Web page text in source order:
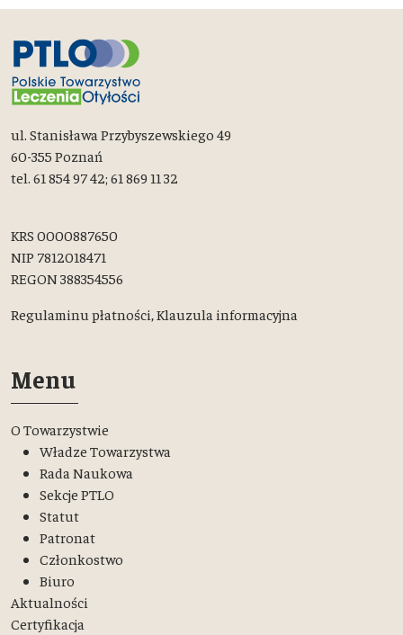
ul. Stanisława Przybyszewskiego 49
60-355 Poznań
tel. 61 854 97 42; 61 869 11 32
KRS 0000887650
NIP 7812018471
REGON 388354556
Regulaminu płatności,Klauzula informacyjna
Menu
O Towarzystwie
Władze Towarzystwa
Rada Naukowa
Sekcje PTLO
Statut
Patronat
Członkostwo
Biuro
Aktualności
Certyfikacja